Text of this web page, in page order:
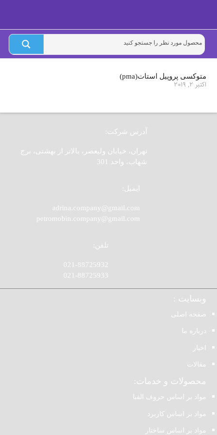
متوکسی پروپیل استات(pma)
اکتبر 2, 2019
آدرس شرکت:
تهران، خیابان ولیعصر، بالاتر از بهشتی، برج
شهاب، واحد 301
ایمیل:
adrina.company@gmail.com
petromobin.company@gmail.com
تلفن:
021-88725932
021-88725933
وبسایت :
صفحه اصلی
درباره ما
اخبار
مقالات
محصولات و خدمات:
مواد بر اساس حروف الفبا
مواد بر اساس کاربرد
مواد بر اساس ساختار